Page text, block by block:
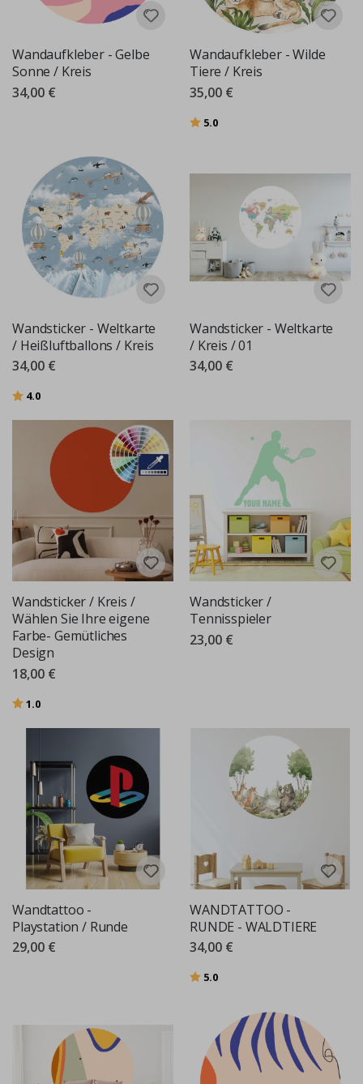
Wandaufkleber - Gelbe
Sonne / Kreis
34,00 €
Wandaufkleber - Wilde
Tiere / Kreis
35,00 €
Bewertung:
5.0
Wandsticker - Weltkarte
/ Heißluftballons / Kreis
34,00 €
Bewertung:
4.0
Wandsticker - Weltkarte
/ Kreis / 01
34,00 €
Wandsticker / Kreis /
Wählen Sie Ihre eigene
Farbe- Gemütliches
Design
18,00 €
Bewertung:
1.0
Wandsticker /
Tennisspieler
23,00 €
Wandtattoo -
Playstation / Runde
29,00 €
WANDTATTOO -
RUNDE - WALDTIERE
34,00 €
Bewertung:
5.0